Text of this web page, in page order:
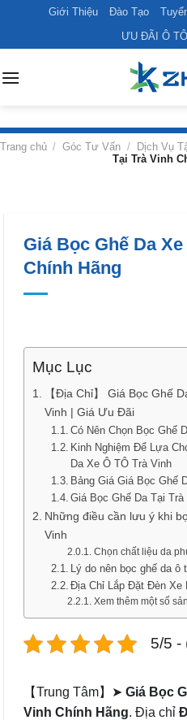
content
Giới Thiệu Đào Tạo
ƯU ĐÃI Ô
Trang chủ / Góc Tư Vấn / Dịch Vụ
Tại Trà Vinh
Giá Bọc Ghế Da
Chính Hãng
Mục Lục
【Địa Chỉ】 Giá Bọc Ghế
Vinh | Giá Ưu Đãi
Có Nên Chọn Bọc Ghế
Kinh Nghiệm Để Lựa
Da Xe Ô TÔ Trà Vinh
Bảng Giá Giá Bọc Ghế
Giá Bọc Ghế Da Tại
Những điều cần lưu ý khi
Vinh
Chọn chất liệu da
Lý do nên bọc ghế da ô
Địa Chỉ Lắp Đặt Đèn Xe
Xem thêm một số
5/5 -
【Trung Tâm】➤ Giá Bọc
Vinh Chính Hãng. Địa chỉ